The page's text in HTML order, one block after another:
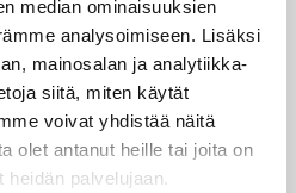
median ominaisuuksien
analysoimiseen. Lisäksi
mainosalan ja analytiikka-
siitä, miten käytät
voivat yhdistää näitä
olet antanut heille tai joita on
palvelujaan.
voitto
voiton
pelatussa maaottelussa.
Liettuan 81-70